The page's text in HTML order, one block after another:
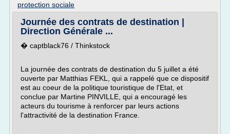
protection sociale
Journée des contrats de destination |
Direction Générale ...
� captblack76 / Thinkstock
La journée des contrats de destination du 5 juillet a été
ouverte par Matthias FEKL, qui a rappelé que ce dispositif
est au coeur de la politique touristique de l'Etat, et
conclue par Martine PINVILLE, qui a encouragé les
acteurs du tourisme à renforcer par leurs actions
l'attractivité de la destination France.